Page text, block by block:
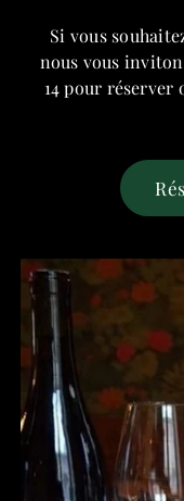
Si vous
nous vous
14 pour